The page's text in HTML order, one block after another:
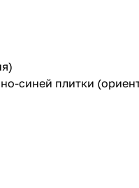
синей плитки